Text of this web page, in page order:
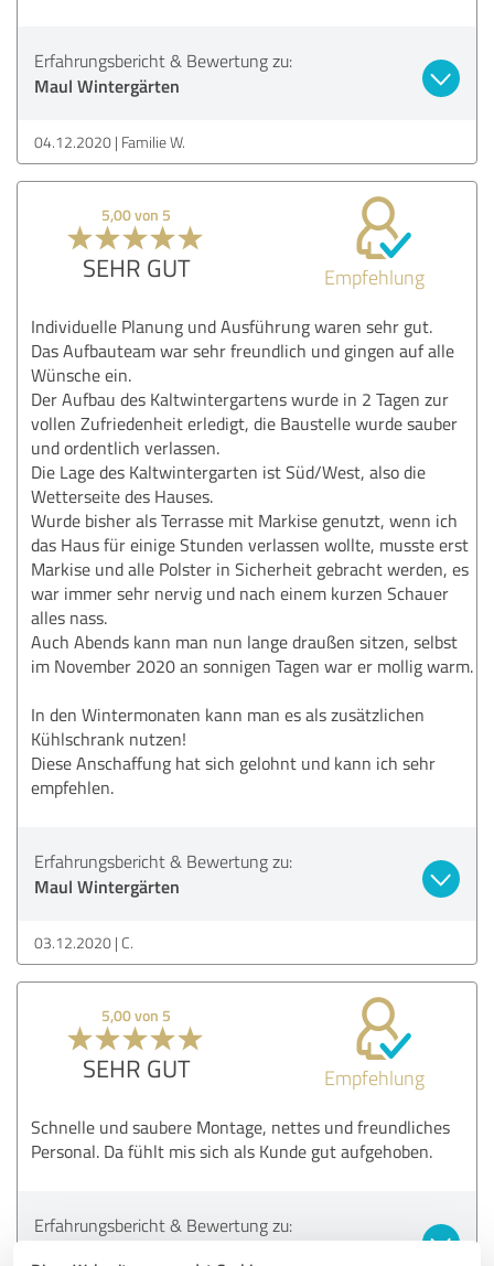
Erfahrungsbericht & Bewertung zu:
Maul Wintergärten
04.12.2020 Familie W.
5,00 von 5
SEHR GUT Empfehlung
Individuelle Planung und Ausführung waren sehr gut.
Das Aufbauteam war sehr freundlich und gingen auf alle
Wünsche ein.
Der Aufbau des Kaltwintergartens wurde in 2 Tagen zur
vollen Zufriedenheit erledigt, die Baustelle wurde sauber
und ordentlich verlassen.
Die Lage des Kaltwintergarten ist Süd/West, also die
Wetterseite des Hauses.
Wurde bisher als Terrasse mit Markise genutzt, wenn ich
das Haus für einige Stunden verlassen wollte, musste erst
Markise und alle Polster in Sicherheit gebracht werden, es
war immer sehr nervig und nach einem kurzen Schauer
alles nass.
Auch Abends kann man nun lange draußen sitzen, selbst
im November 2020 an sonnigen Tagen war er mollig warm.
In den Wintermonaten kann man es als zusätzlichen
Kühlschrank nutzen!
Diese Anschaffung hat sich gelohnt und kann ich sehr
empfehlen.
Erfahrungsbericht & Bewertung zu:
Maul Wintergärten
03.12.2020 C.
5,00 von 5
SEHR GUT Empfehlung
Schnelle und saubere Montage, nettes und freundliches
Personal. Da fühlt mis sich als Kunde gut aufgehoben.
Erfahrungsbericht & Bewertung zu: